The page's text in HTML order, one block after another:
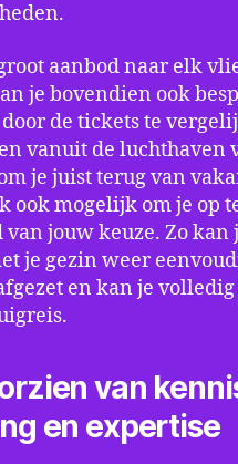
aanbod naar elk
je bovendien ook
de tickets te
vanuit de luchthaven
je juist terug van
ook mogelijk om je op
jouw keuze. Zo kan
je gezin weer
en kan je
van
en expertise